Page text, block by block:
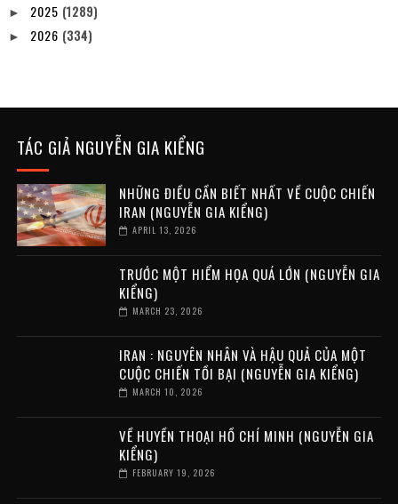
► 2025 (1289)
► 2026 (334)
TÁC GIẢ NGUYỄN GIA KIỂNG
NHỮNG ĐIỀU CẦN BIẾT NHẤT VỀ CUỘC CHIẾN
IRAN (NGUYỄN GIA KIỂNG)
APRIL 13, 2026
TRƯỚC MỘT HIỂM HỌA QUÁ LỚN (NGUYỄN GIA
KIỂNG)
MARCH 23, 2026
IRAN : NGUYÊN NHÂN VÀ HẬU QUẢ CỦA MỘT
CUỘC CHIẾN TỒI BẠI (NGUYỄN GIA KIỂNG)
MARCH 10, 2026
VỀ HUYỀN THOẠI HỒ CHÍ MINH (NGUYỄN GIA
KIỂNG)
FEBRUARY 19, 2026